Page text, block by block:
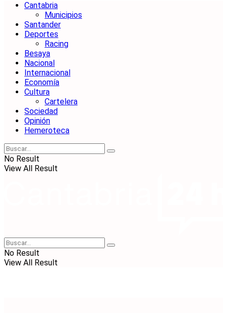
Cantabria
Municipios
Santander
Deportes
Racing
Besaya
Nacional
Internacional
Economía
Cultura
Cartelera
Sociedad
Opinión
Hemeroteca
No Result
View All Result
No Result
View All Result